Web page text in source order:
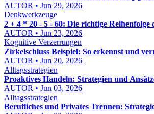
AUTOR • Jun 29, 2026
Denkwerkzeuge
2 + 4 * 20 - 5 - 60: Die richtige
AUTOR • Jun 23, 2026
Kognitive Verzerrungen
Zirkelschluss Beispiel: So erkennst und
AUTOR • Jun 20, 2026
Alltagsstrategien
Proaktives Handeln: Strategien und
AUTOR • Jun 03, 2026
Alltagsstrategien
Berufliches und Privates Trennen: